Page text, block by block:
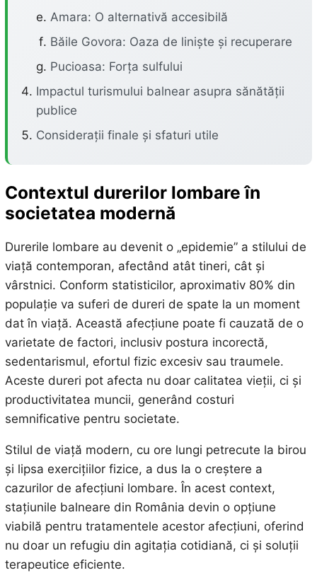
Amara: O alternativă accesibilă
Băile Govora: Oaza de liniște și recuperare
Pucioasa: Forța sulfului
Impactul turismului balnear asupra sănătății
publice
Considerații finale și sfaturi utile
Contextul durerilor lombare în
societatea modernă
Durerile lombare au devenit o „epidemie” a stilului de
viață contemporan, afectând atât tineri, cât și
vârstnici. Conform statisticilor, aproximativ 80% din
populație va suferi de dureri de spate la un moment
dat în viață. Această afecțiune poate fi cauzată de o
varietate de factori, inclusiv postura incorectă,
sedentarismul, efortul fizic excesiv sau traumele.
Aceste dureri pot afecta nu doar calitatea vieții, ci și
productivitatea muncii, generând costuri
semnificative pentru societate.
Stilul de viață modern, cu ore lungi petrecute la birou
și lipsa exercițiilor fizice, a dus la o creștere a
cazurilor de afecțiuni lombare. În acest context,
stațiunile balneare din România devin o opțiune
viabilă pentru tratamentele acestor afecțiuni, oferind
nu doar un refugiu din agitația cotidiană, ci și soluții
terapeutice eficiente.